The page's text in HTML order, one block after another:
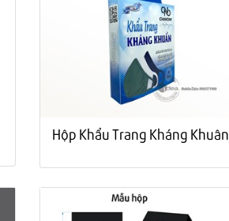
Hộp Khẩu Trang Kháng Khuân